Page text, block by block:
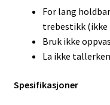
For lang
trebestikk
Bruk ikke
La ikke
Spesifikasjoner